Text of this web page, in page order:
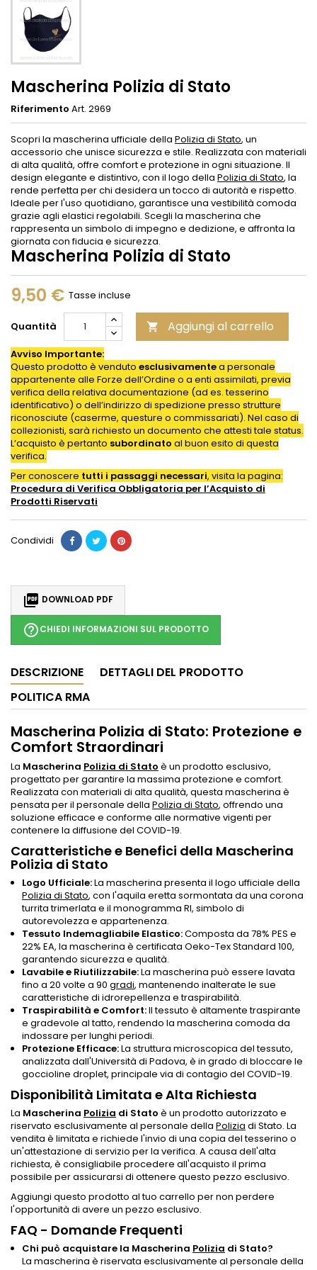
Mascherina Polizia di Stato
Riferimento Art. 2969
Scopri la mascherina ufficiale della Polizia di Stato, un
accessorio che unisce sicurezza e stile. Realizzata con materiali
di alta qualità, offre comfort e protezione in ogni situazione. Il
design elegante e distintivo, con il logo della Polizia di Stato, la
rende perfetta per chi desidera un tocco di autorità e rispetto.
Ideale per l'uso quotidiano, garantisce una vestibilità comoda
grazie agli elastici regolabili. Scegli la mascherina che
rappresenta un simbolo di impegno e dedizione, e affronta la
giornata con fiducia e sicurezza.
Mascherina Polizia di Stato
9,50 € Tasse incluse
Quantità  Aggiungi al carrello
Avviso Importante:
Questo prodotto è venduto esclusivamentea personale
appartenente alle Forze dell’Ordine o a enti assimilati, previa
verifica della relativa documentazione (ad es. tesserino
identificativo) o dell’indirizzo di spedizione presso strutture
riconosciute (caserme, questure o commissariati). Nel caso di
collezionisti, sarà richiesto un documento che attesti tale status.
L’acquisto è pertanto subordinato al buon esito di questa
verifica.
Per conoscere tutti i passaggi necessari, visita la pagina:
Procedura di Verifica Obbligatoria per l’Acquisto di
Prodotti Riservati
Condividi
 DOWNLOAD PDF
help_outlineCHIEDI INFORMAZIONI SUL PRODOTTO
DESCRIZIONE
DETTAGLI DEL PRODOTTO
POLITICA RMA
Mascherina Polizia di Stato: Protezione e
Comfort Straordinari
La Mascherina Polizia di Stato è un prodotto esclusivo,
progettato per garantire la massima protezione e comfort.
Realizzata con materiali di alta qualità, questa mascherina è
pensata per il personale della Polizia di Stato, offrendo una
soluzione efficace e conforme alle normative vigenti per
contenere la diffusione del COVID-19.
Caratteristiche e Benefici della Mascherina
Polizia di Stato
Logo Ufficiale:La mascherina presenta il logo ufficiale della
Polizia di Stato, con l'aquila eretta sormontata da una corona
turrita trimerlata e il monogramma RI, simbolo di
autorevolezza e appartenenza.
Tessuto Indemagliabile Elastico:Composta da 78% PES e
22% EA, la mascherina è certificata Oeko-Tex Standard 100,
garantendo sicurezza e qualità.
Lavabile e Riutilizzabile:La mascherina può essere lavata
fino a 20 volte a 90 gradi, mantenendo inalterate le sue
caratteristiche di idrorepellenza e traspirabilità.
Traspirabilità e Comfort:Il tessuto è altamente traspirante
e gradevole al tatto, rendendo la mascherina comoda da
indossare per lunghi periodi.
Protezione Efficace:La struttura microscopica del tessuto,
analizzata dall'Università di Padova, è in grado di bloccare le
goccioline droplet, principale via di contagio del COVID-19.
Disponibilità Limitata e Alta Richiesta
La Mascherina Polizia di Stato è un prodotto autorizzato e
riservato esclusivamente al personale della Polizia di Stato. La
vendita è limitata e richiede l'invio di una copia del tesserino o
un'attestazione di servizio per la verifica. A causa dell'alta
richiesta, è consigliabile procedere all'acquisto il prima
possibile per assicurarsi di ottenere questo pezzo esclusivo.
Aggiungi questo prodotto al tuo carrello per non perdere
l'opportunità di avere un pezzo esclusivo.
FAQ - Domande Frequenti
Chi può acquistare la Mascherina Polizia di Stato?
La mascherina è riservata esclusivamente al personale della